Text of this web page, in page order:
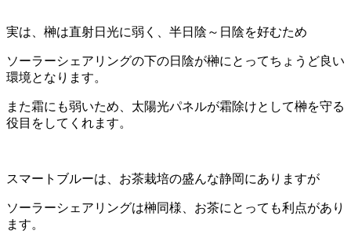
実は、榊は直射日光に弱く、半日陰～日陰を好むため
ソーラーシェアリングの下の日陰が榊にとってちょうど良い
環境となります。
また霜にも弱いため、太陽光パネルが霜除けとして榊を守る
役目をしてくれます。
スマートブルーは、お茶栽培の盛んな静岡にありますが
ソーラーシェアリングは榊同様、お茶にとっても利点があり
ます。